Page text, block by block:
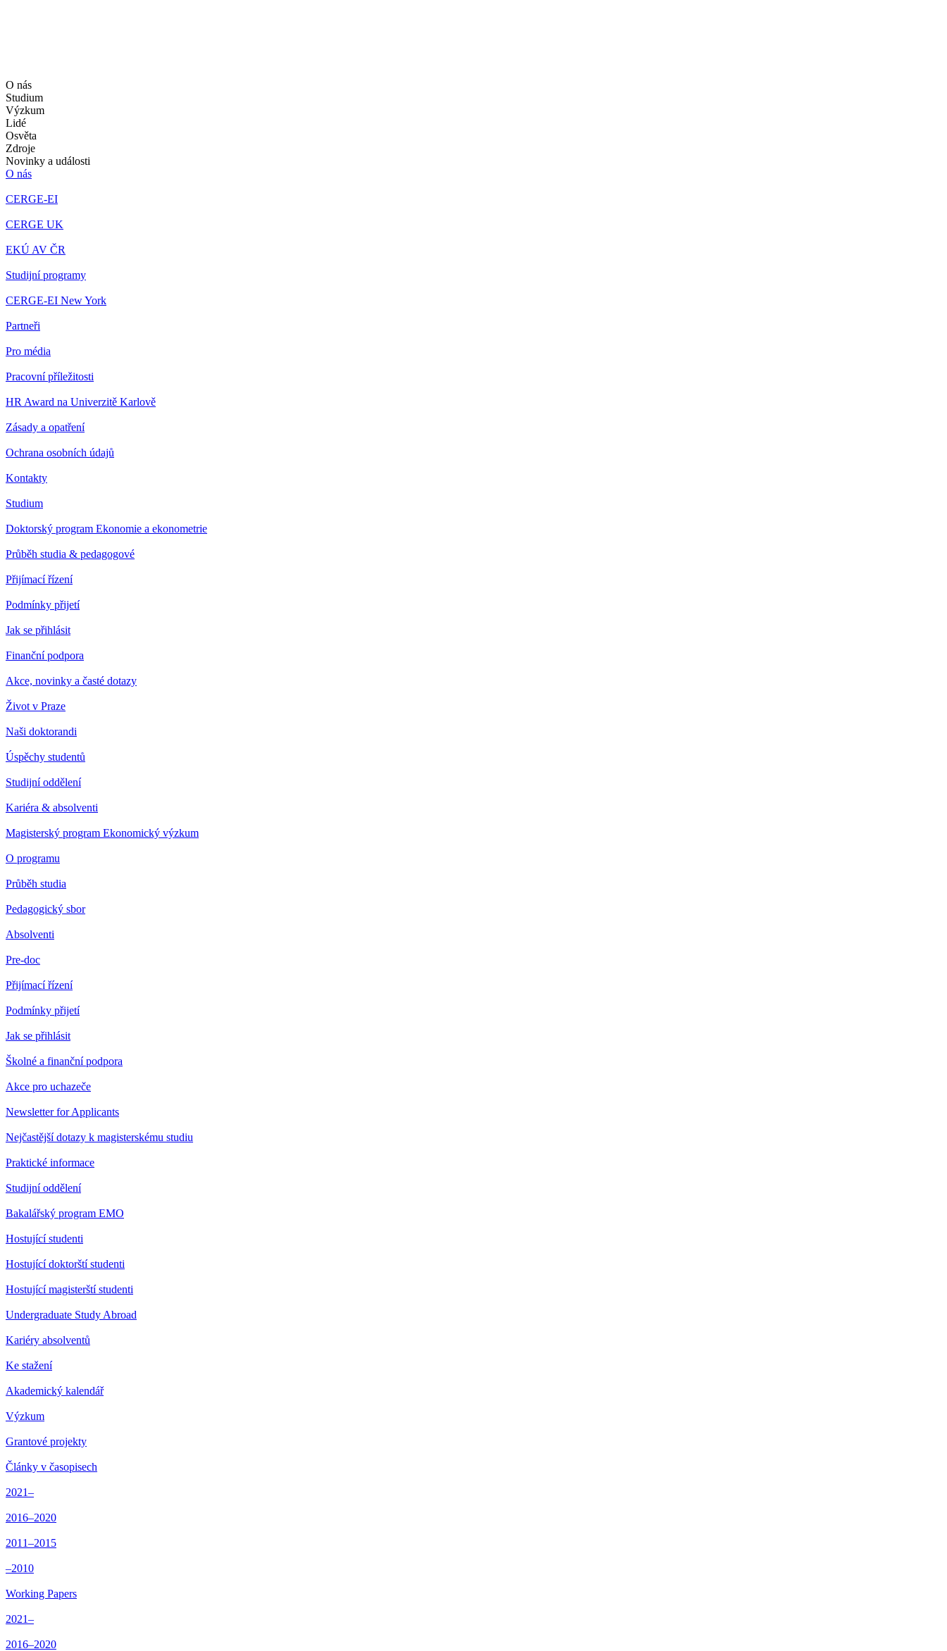
O nás
Studium
Výzkum
Lidé
Osvěta
Zdroje
Novinky a události
O nás
CERGE-EI
CERGE UK
EKÚ AV ČR
Studijní programy
CERGE-EI New York
Partneři
Pro média
Pracovní příležitosti
HR Award na Univerzitě Karlově
Zásady a opatření
Ochrana osobních údajů
Kontakty
Studium
Doktorský program Ekonomie a ekonometrie
Průběh studia & pedagogové
Přijímací řízení
Podmínky přijetí
Jak se přihlásit
Finanční podpora
Akce, novinky a časté dotazy
Život v Praze
Naši doktorandi
Úspěchy studentů
Studijní oddělení
Kariéra & absolventi
Magisterský program Ekonomický výzkum
O programu
Průběh studia
Pedagogický sbor
Absolventi
Pre-doc
Přijímací řízení
Podmínky přijetí
Jak se přihlásit
Školné a finanční podpora
Akce pro uchazeče
Newsletter for Applicants
Nejčastější dotazy k magisterskému studiu
Praktické informace
Studijní oddělení
Bakalářský program EMO
Hostující studenti
Hostující doktorští studenti
Hostující magisterští studenti
Undergraduate Study Abroad
Kariéry absolventů
Ke stažení
Akademický kalendář
Výzkum
Grantové projekty
Články v časopisech
2021–
2016–2020
2011–2015
–2010
Working Papers
2021–
2016–2020